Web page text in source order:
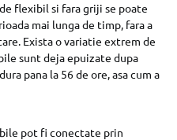
flexibil si fara griji se poate
mai lunga de timp, fara a
Exista o variatie extrem de
sunt deja epuizate dupa
pana la 56 de ore, asa cum a
pot fi conectate prin